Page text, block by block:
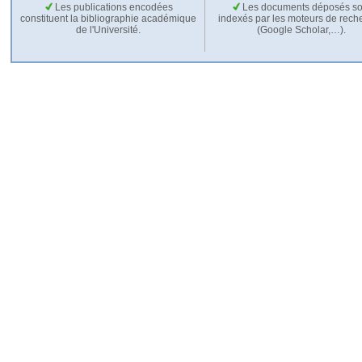
Les publications encodées
constituent la bibliographie académique
de l'Université.
Les documents déposés
indexés par les moteurs de
(Google Scholar,…).